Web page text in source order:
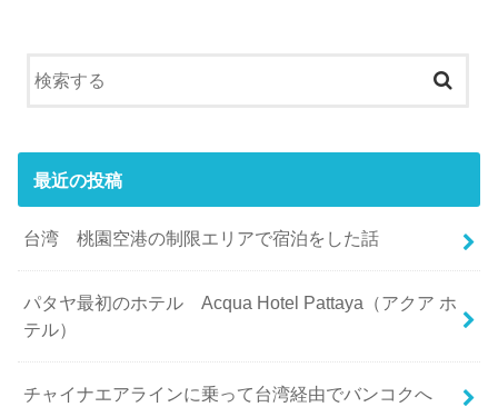
最近の投稿
台湾 桃園空港の制限エリアで宿泊をした話
パタヤ最初のホテル Acqua Hotel Pattaya（アクア ホ
テル）
チャイナエアラインに乗って台湾経由でバンコクへ